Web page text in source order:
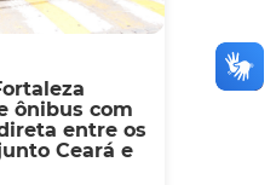
ônibus com
entre os
Ceará e